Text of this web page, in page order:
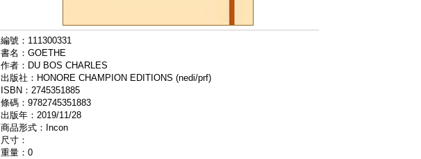
編號：111300331
書名：GOETHE
作者：DU BOS CHARLES
出版社：HONORE CHAMPION EDITIONS (nedi/prf)
ISBN：2745351885
條碼：9782745351883
出版年：2019/11/28
商品形式：Incon
尺寸：
重量：0